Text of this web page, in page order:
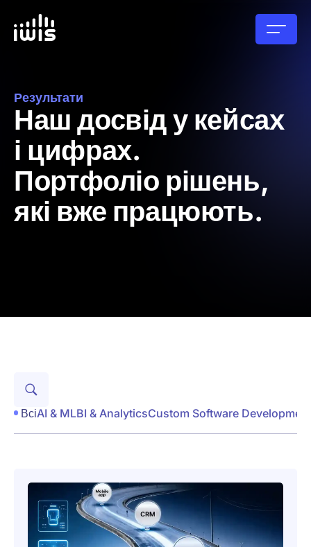
Результати
Наш досвід у кейсах
і цифрах.
Портфоліо рішень,
які вже працюють.
ВсіAI & MLBI & AnalyticsCustom Software Development